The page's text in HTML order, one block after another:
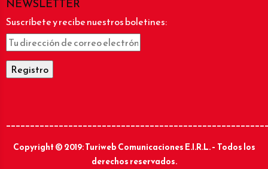
NEWSLETTER
Suscríbete y recibe nuestros boletines:
Copyright © 2019: Turiweb Comunicaciones E.I.R.L. – Todos los
derechos reservados.